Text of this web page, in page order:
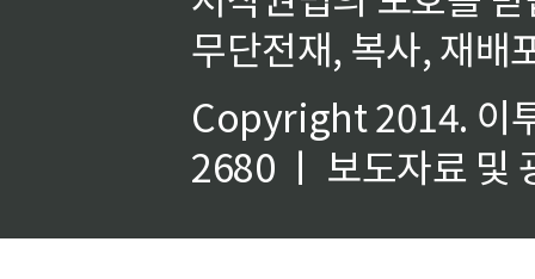
무단전재, 복사, 재배
Copyright 2014. 이
2680 ㅣ 보도자료